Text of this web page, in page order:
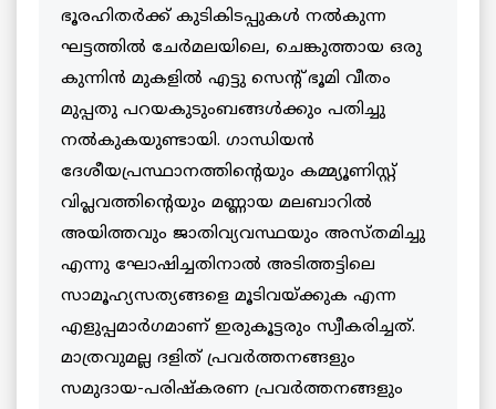
ഭൂരഹിതര്‍ക്ക് കുടികിടപ്പുകള്‍ നല്‍കുന്ന
ഘട്ടത്തില്‍ ചേര്‍മലയിലെ, ചെങ്കുത്തായ ഒരു
കുന്നിന്‍ മുകളില്‍ എട്ടു സെന്റ് ഭൂമി വീതം
മുപ്പതു പറയകുടുംബങ്ങള്‍ക്കും പതിച്ചു
നല്‍കുകയുണ്ടായി. ഗാന്ധിയന്‍
ദേശീയപ്രസ്ഥാനത്തിന്റെയും കമ്മ്യൂണിസ്റ്റ്
വിപ്ലവത്തിന്റെയും മണ്ണായ മലബാറില്‍
അയിത്തവും ജാതിവ്യവസ്ഥയും അസ്തമിച്ചു
എന്നു ഘോഷിച്ചതിനാല്‍ അടിത്തട്ടിലെ
സാമൂഹ്യസത്യങ്ങളെ മൂടിവയ്ക്കുക എന്ന
എളുപ്പമാര്‍ഗമാണ് ഇരുകൂട്ടരും സ്വീകരിച്ചത്.
മാത്രവുമല്ല ദളിത് പ്രവര്‍ത്തനങ്ങളും
സമുദായ-പരിഷ്‌കരണ പ്രവര്‍ത്തനങ്ങളും